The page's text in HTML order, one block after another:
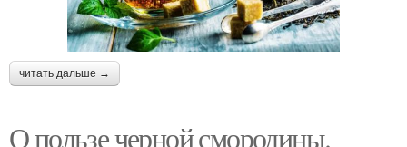
читать дальше →
О пользе черной смородины.